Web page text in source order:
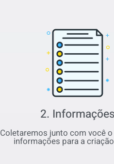
2. Informações
Coletaremos junto com você
informações para a